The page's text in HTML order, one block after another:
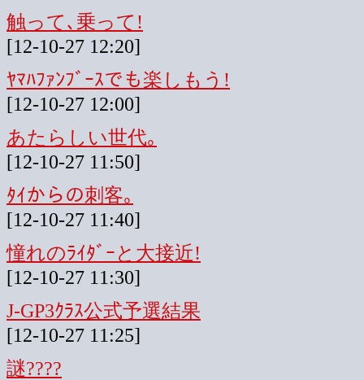
触って､乗って!
[12-10-27 12:20]
ﾔﾏﾊﾌｧﾝﾌﾞｰｽでも楽しもう!
[12-10-27 12:00]
あたらしい世代｡
[12-10-27 11:50]
ﾀｲからの刺客｡
[12-10-27 11:40]
憧れのﾗｲﾀﾞｰと大接近!
[12-10-27 11:30]
J-GP3ｸﾗｽ公式予選結果
[12-10-27 11:25]
謎????